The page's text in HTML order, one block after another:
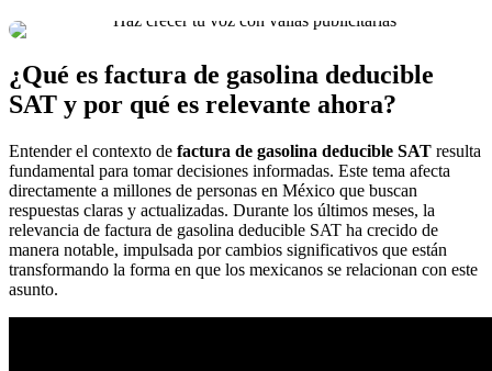
¿Qué es factura de gasolina deducible
SAT y por qué es relevante ahora?
Entender el contexto de factura de gasolina deducible SAT resulta
fundamental para tomar decisiones informadas. Este tema afecta
directamente a millones de personas en México que buscan
respuestas claras y actualizadas. Durante los últimos meses, la
relevancia de factura de gasolina deducible SAT ha crecido de
manera notable, impulsada por cambios significativos que están
transformando la forma en que los mexicanos se relacionan con este
asunto.